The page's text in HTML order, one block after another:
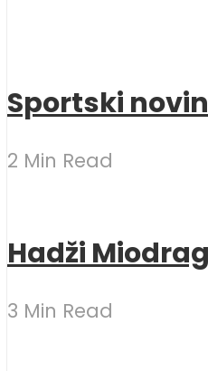
Sportski
2 Min Read
Hadži
3 Min Read